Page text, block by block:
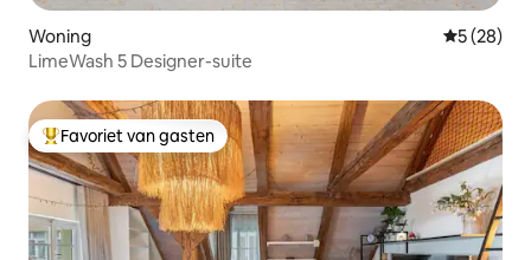
Woning
5 (28)
LimeWash 5 Designer-suite
Topfavoriet van gasten
Favoriet van gasten